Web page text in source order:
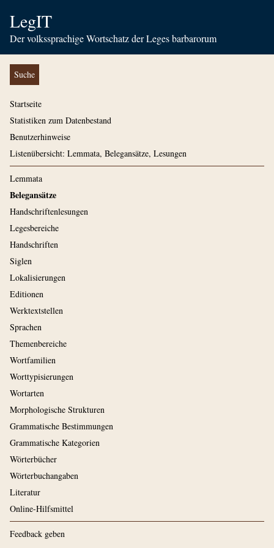
LegIT
Der volkssprachige Wortschatz der Leges barbarorum
Suche
Startseite
Statistiken zum Datenbestand
Benutzerhinweise
Listenübersicht: Lemmata, Belegansätze, Lesungen
Lemmata
Belegansätze
Handschriftenlesungen
Legesbereiche
Handschriften
Siglen
Lokalisierungen
Editionen
Werktextstellen
Sprachen
Themenbereiche
Wortfamilien
Worttypisierungen
Wortarten
Morphologische Strukturen
Grammatische Bestimmungen
Grammatische Kategorien
Wörterbücher
Wörterbuchangaben
Literatur
Online-Hilfsmittel
Feedback geben